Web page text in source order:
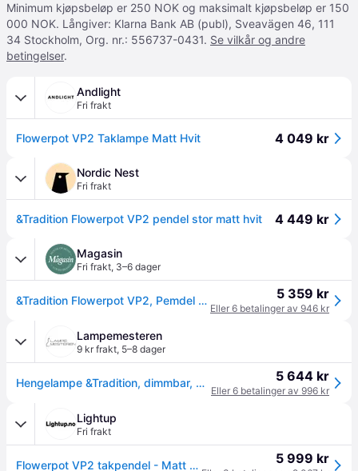
Minimum kjøpsbeløp er 250 NOK og maksimalt kjøpsbeløp er 150
000 NOK. Långiver: Klarna Bank AB (publ), Sveavägen 46, 111
34 Stockholm, Org. nr.: 556737-0431. Se vilkår og andre
betingelser.
Andlight
Fri frakt
Flowerpot VP2 Taklampe Matt Hvit 4 049 kr
Nordic Nest
Fri frakt
&Tradition Flowerpot VP2 pendel stor matt hvit 4 449 kr
Magasin
Fri frakt, 3–6 dager
&Tradition Flowerpot VP2, Pemdel Str Ø: 50cm - Pendel hos Magasin 5 359 kr
Eller 6 betalinger av 946 kr
Lampemesteren
9 kr frakt, 5–8 dager
Hengelampe &Tradition, dimmbar, Hvit, Stue, Metall, Design 5 644 kr
Eller 6 betalinger av 996 kr
Lightup
Fri frakt
Flowerpot VP2 takpendel - Matt hvit 5 999 kr